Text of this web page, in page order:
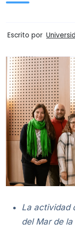
Escrito por
La actividad
del Mar de